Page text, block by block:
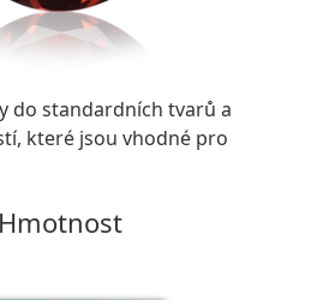
do standardních tvarů a
které jsou vhodné pro
Hmotnost